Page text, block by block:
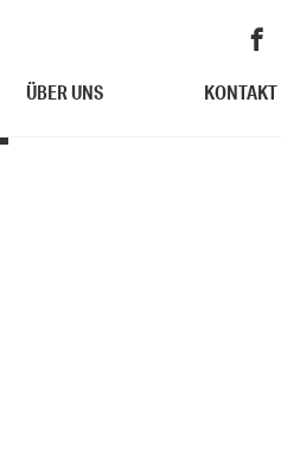
ÜBER UNS KONTAKT